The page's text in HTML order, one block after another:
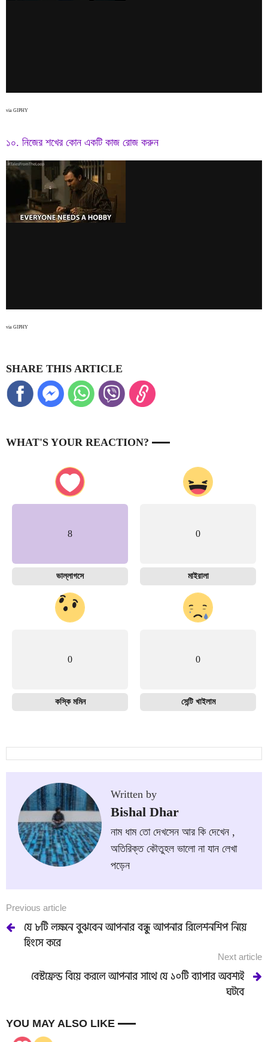
via GIPHY
১০. নিজের শখের কোন একটি কাজ রোজ করুন
via GIPHY
SHARE THIS ARTICLE
WHAT'S YOUR REACTION?
8
ভাল্লাগসে
0
মাইরালা
0
কস্কি মমিন
0
সেন্টি খাইলাম
Written by
Bishal Dhar
নাম ধাম তো দেখসেন আর কি দেখেন ,
অতিরিক্ত কৌতুহল ভালো না যান লেখা
পড়েন
Previous article
যে ৮টি লক্ষনে বুঝবেন আপনার বন্ধু আপনার রিলেশনশিপ নিয়ে
হিংসে করে
Next article
বেস্টফ্রেন্ড বিয়ে করলে আপনার সাথে যে ১০টি ব্যাপার অবশ্যই
ঘটবে
YOU MAY ALSO LIKE